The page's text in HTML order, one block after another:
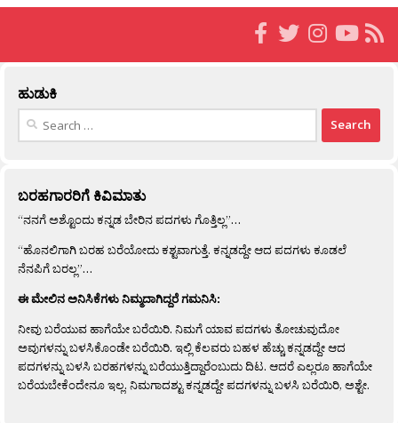
ಹುಡುಕಿ
Search
ಬರಹಗಾರರಿಗೆ ಕಿವಿಮಾತು
“ನನಗೆ ಅಶ್ಟೊಂದು ಕನ್ನಡ ಬೇರಿನ ಪದಗಳು ಗೊತ್ತಿಲ್ಲ”…
“ಹೊನಲಿಗಾಗಿ ಬರಹ ಬರೆಯೋದು ಕಶ್ಟವಾಗುತ್ತೆ. ಕನ್ನಡದ್ದೇ ಆದ ಪದಗಳು ಕೂಡಲೆ
ನೆನಪಿಗೆ ಬರಲ್ಲ”…
ಈ ಮೇಲಿನ ಅನಿಸಿಕೆಗಳು ನಿಮ್ಮದಾಗಿದ್ದರೆ ಗಮನಿಸಿ:
ನೀವು ಬರೆಯುವ ಹಾಗೆಯೇ ಬರೆಯಿರಿ. ನಿಮಗೆ ಯಾವ ಪದಗಳು ತೋಚುವುದೋ
ಅವುಗಳನ್ನು ಬಳಸಿಕೊಂಡೇ ಬರೆಯಿರಿ. ಇಲ್ಲಿ ಕೆಲವರು ಬಹಳ ಹೆಚ್ಚು ಕನ್ನಡದ್ದೇ ಆದ
ಪದಗಳನ್ನು ಬಳಸಿ ಬರಹಗಳನ್ನು ಬರೆಯುತ್ತಿದ್ದಾರೆಂಬುದು ದಿಟ. ಆದರೆ ಎಲ್ಲರೂ ಹಾಗೆಯೇ
ಬರೆಯಬೇಕೆಂದೇನೂ ಇಲ್ಲ. ನಿಮಗಾದಶ್ಟು ಕನ್ನಡದ್ದೇ ಪದಗಳನ್ನು ಬಳಸಿ ಬರೆಯಿರಿ, ಅಶ್ಟೇ.